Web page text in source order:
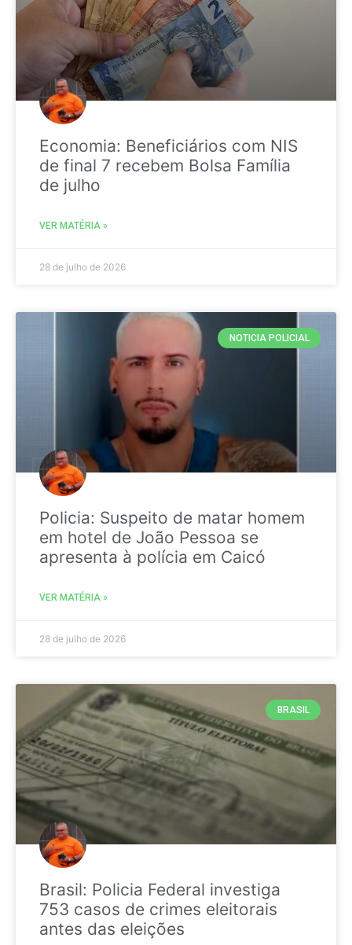
Economia: Beneficiários com NIS
de final 7 recebem Bolsa Família
de julho
VER MATÉRIA »
28 de julho de 2026
NOTICIA POLICIAL
Policia: Suspeito de matar homem
em hotel de João Pessoa se
apresenta à polícia em Caicó
VER MATÉRIA »
28 de julho de 2026
BRASIL
Brasil: Policia Federal investiga
753 casos de crimes eleitorais
antes das eleições